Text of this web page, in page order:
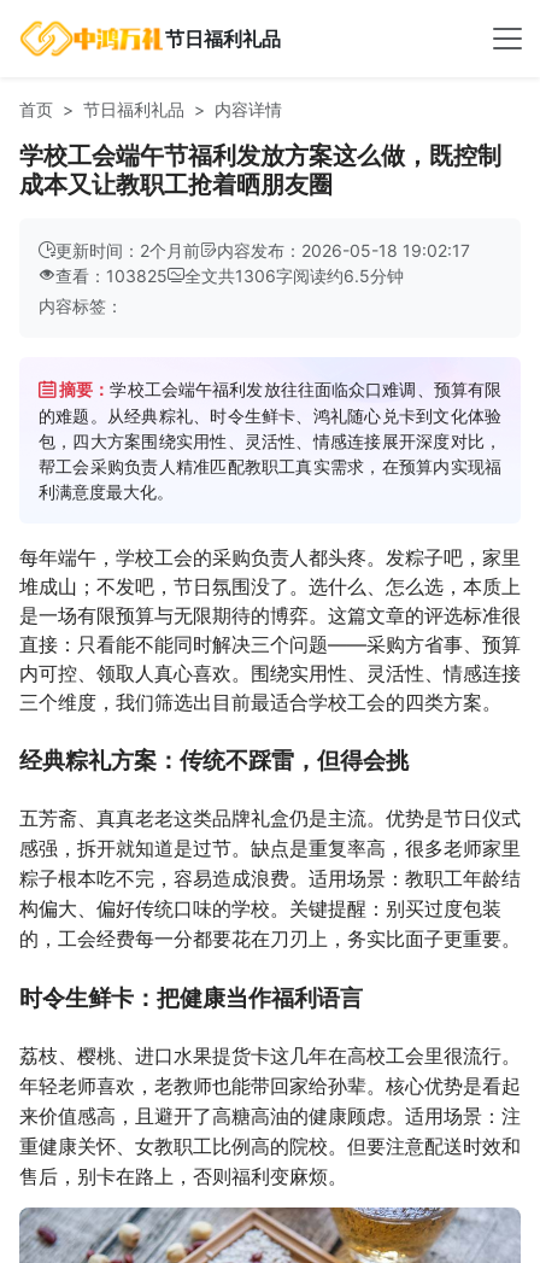
节日福利礼品
首页 节日福利礼品 内容详情
学校工会端午节福利发放方案这么做，既控制
成本又让教职工抢着晒朋友圈
更新时间：2个月前
内容发布：2026-05-18 19:02:17
查看：103825
全文共1306字阅读约6.5分钟
内容标签：
摘要：学校工会端午福利发放往往面临众口难调、预算有限
的难题。从经典粽礼、时令生鲜卡、鸿礼随心兑卡到文化体验
包，四大方案围绕实用性、灵活性、情感连接展开深度对比，
帮工会采购负责人精准匹配教职工真实需求，在预算内实现福
利满意度最大化。
每年端午，学校工会的采购负责人都头疼。发粽子吧，家里
堆成山；不发吧，节日氛围没了。选什么、怎么选，本质上
是一场有限预算与无限期待的博弈。这篇文章的评选标准很
直接：只看能不能同时解决三个问题——采购方省事、预算
内可控、领取人真心喜欢。围绕实用性、灵活性、情感连接
三个维度，我们筛选出目前最适合学校工会的四类方案。
经典粽礼方案：传统不踩雷，但得会挑
五芳斋、真真老老这类品牌礼盒仍是主流。优势是节日仪式
感强，拆开就知道是过节。缺点是重复率高，很多老师家里
粽子根本吃不完，容易造成浪费。适用场景：教职工年龄结
构偏大、偏好传统口味的学校。关键提醒：别买过度包装
的，工会经费每一分都要花在刀刃上，务实比面子更重要。
时令生鲜卡：把健康当作福利语言
荔枝、樱桃、进口水果提货卡这几年在高校工会里很流行。
年轻老师喜欢，老教师也能带回家给孙辈。核心优势是看起
来价值感高，且避开了高糖高油的健康顾虑。适用场景：注
重健康关怀、女教职工比例高的院校。但要注意配送时效和
售后，别卡在路上，否则福利变麻烦。